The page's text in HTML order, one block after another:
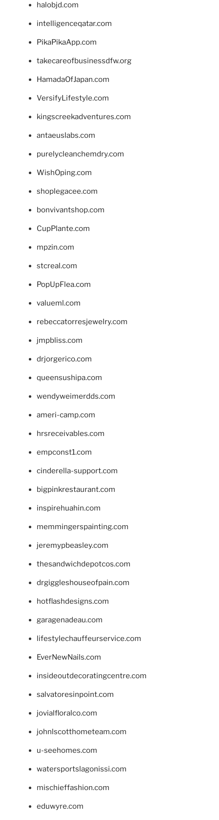
halobjd.com
intelligenceqatar.com
PikaPikaApp.com
takecareofbusinessdfw.org
HamadaOfJapan.com
VersifyLifestyle.com
kingscreekadventures.com
antaeuslabs.com
purelycleanchemdry.com
WishOping.com
shoplegacee.com
bonvivantshop.com
CupPlante.com
mpzin.com
stcreal.com
PopUpFlea.com
valueml.com
rebeccatorresjewelry.com
jmpbliss.com
drjorgerico.com
queensushipa.com
wendyweimerdds.com
ameri-camp.com
hrsreceivables.com
empconst1.com
cinderella-support.com
bigpinkrestaurant.com
inspirehuahin.com
memmingerspainting.com
jeremypbeasley.com
thesandwichdepotcos.com
drgiggleshouseofpain.com
hotflashdesigns.com
garagenadeau.com
lifestylechauffeurservice.com
EverNewNails.com
insideoutdecoratingcentre.com
salvatoresinpoint.com
jovialfloralco.com
johnlscotthometeam.com
u-seehomes.com
watersportslagonissi.com
mischieffashion.com
eduwyre.com